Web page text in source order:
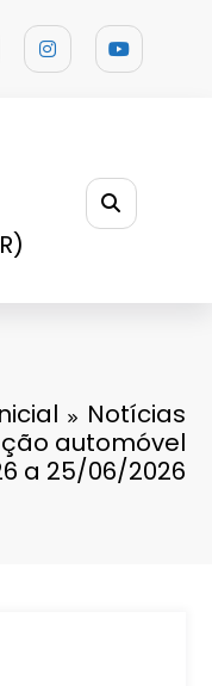
Notícias
automóvel
a 25/06/2026